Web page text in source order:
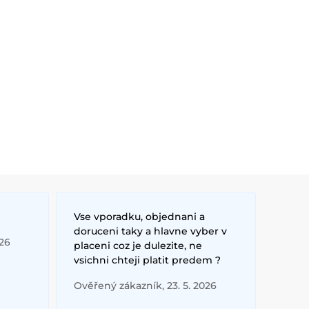
Vse vporadku, objednani a
doruceni taky a hlavne vyber v
placeni coz je dulezite, ne
vsichni chteji platit predem ?
Ověřený zákazník, 23. 5. 2026